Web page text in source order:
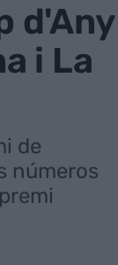
d'Any
i La
de
números